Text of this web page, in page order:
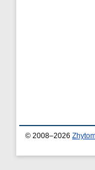
© 2008–2026